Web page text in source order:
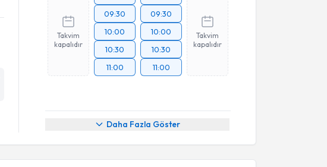
Takvim
kapalıdır
09:30
10:00
10:30
11:00
09:30
10:00
10:30
11:00
Takvim
kapalıdır
Daha Fazla Göster